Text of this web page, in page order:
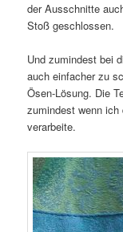
der Ausschnitte
Stoß geschlossen.
Und zumindest bei
auch einfacher zu
Ösen-Lösung. Die
zumindest wenn
verarbeite.